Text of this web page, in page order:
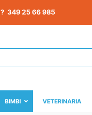
349 25 66 985
BIMBI VETERINARIA